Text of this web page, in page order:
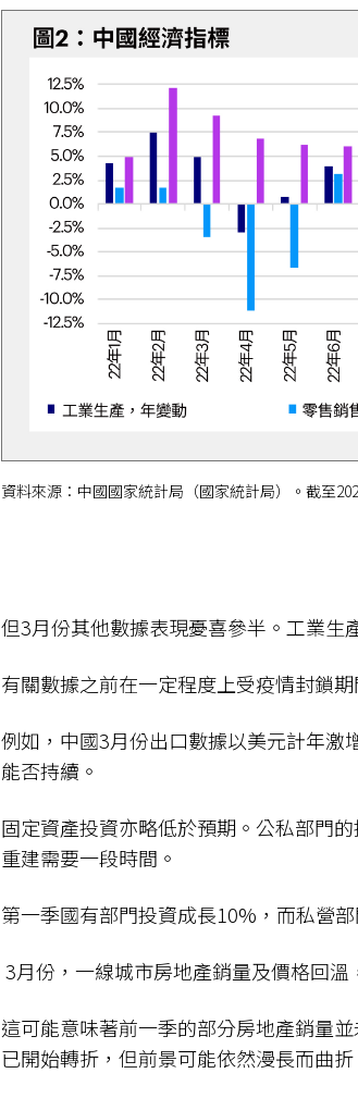
資料來源：中國國家統計局（國家統計局）。截至
但3月份其他數據表現憂喜參半。工業生
有關數據之前在一定程度上受疫情封鎖
例如，中國3月份出口數據以美元計年激
能否持續。
固定資產投資亦略低於預期。公私部門
重建需要一段時間。
第一季國有部門投資成長10%，而私營
3月份，一線城市房地產銷量及價格回
這可能意味著前一季的部分房地產銷量
已開始轉折，但前景可能依然漫長而曲折